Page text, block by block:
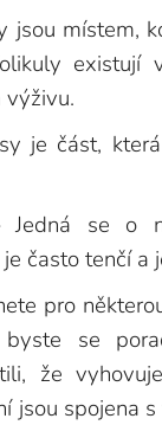
jsou místem,
existují
výživu.
je část,
Jedná se o
často tenčí a
pro
se
že
jsou spojena